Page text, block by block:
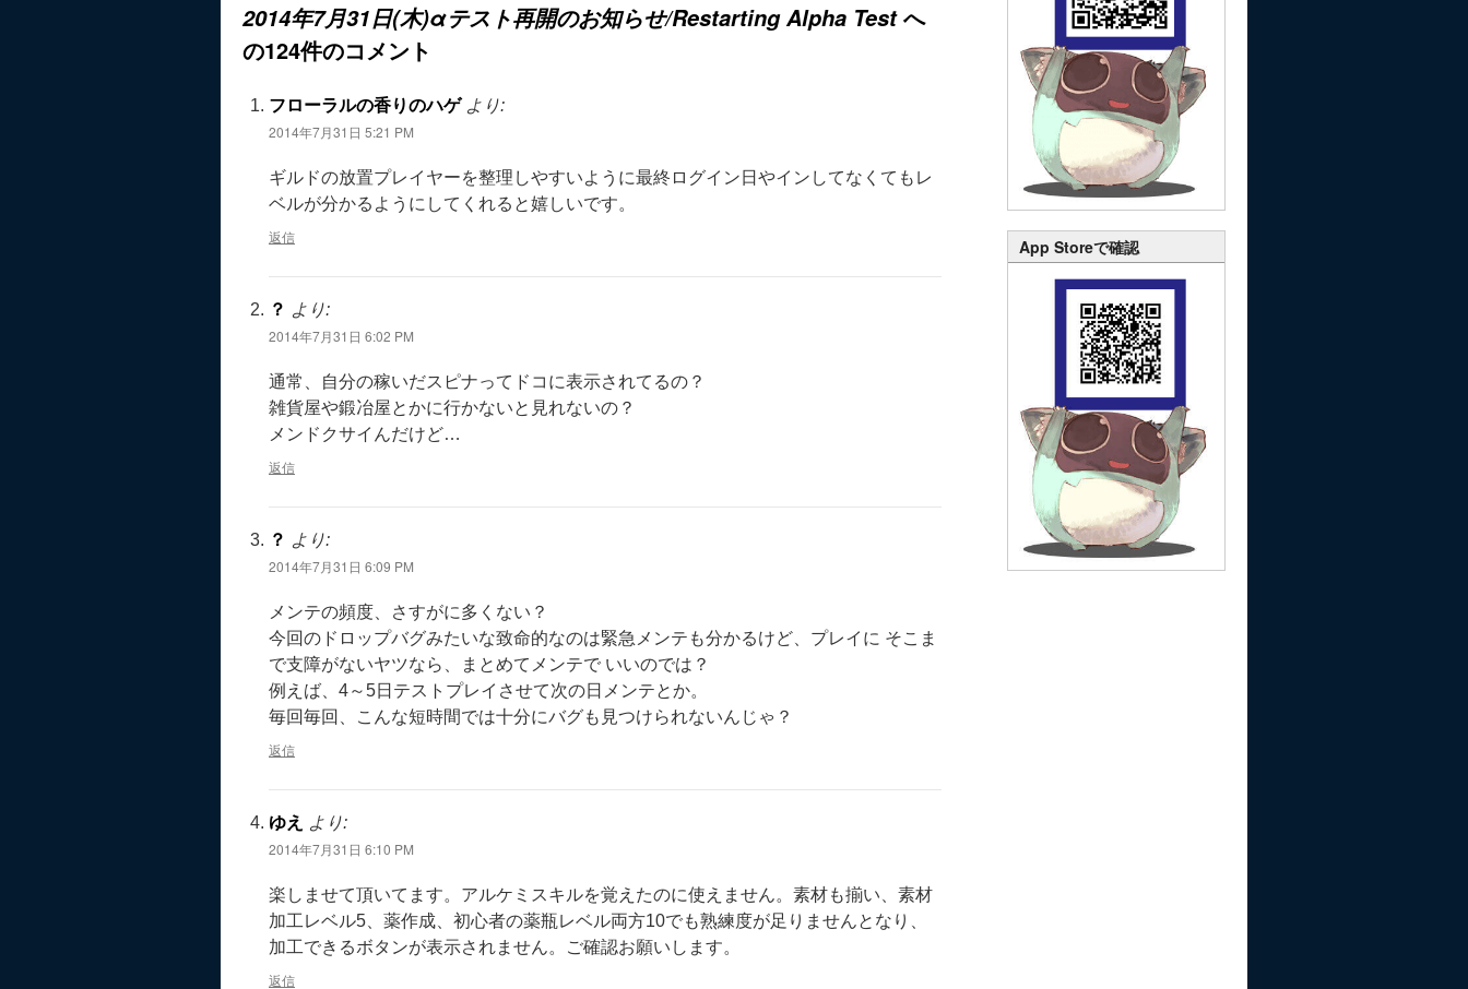
2014年7月31日(木)αテスト再開のお知らせ/Restarting Alpha Testへ
の124件のコメント
フローラルの香りのハゲ より:
2014年7月31日 5:21 PM
ギルドの放置プレイヤーを整理しやすいように最終ログイン日やインしてなくてもレ
ベルが分かるようにしてくれると嬉しいです。
返信
？ より:
2014年7月31日 6:02 PM
通常、自分の稼いだスピナってドコに表示されてるの？
雑貨屋や鍛冶屋とかに行かないと見れないの？
メンドクサイんだけど…
返信
？ より:
2014年7月31日 6:09 PM
メンテの頻度、さすがに多くない？
今回のドロップバグみたいな致命的なのは緊急メンテも分かるけど、プレイに そこま
で支障がないヤツなら、まとめてメンテで いいのでは？
例えば、4～5日テストプレイさせて次の日メンテとか。
毎回毎回、こんな短時間では十分にバグも見つけられないんじゃ？
返信
ゆえ より:
2014年7月31日 6:10 PM
楽しませて頂いてます。アルケミスキルを覚えたのに使えません。素材も揃い、素材
加工レベル5、薬作成、初心者の薬瓶レベル両方10でも熟練度が足りませんとなり、
加工できるボタンが表示されません。ご確認お願いします。
返信
App Storeで確認